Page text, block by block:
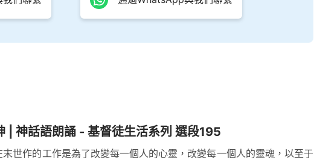
| 神話語朗誦 - 基督徒生活系列 選段195
末世作的工作是為了改變每一個人的心靈，改變每一個人的靈魂，以至于